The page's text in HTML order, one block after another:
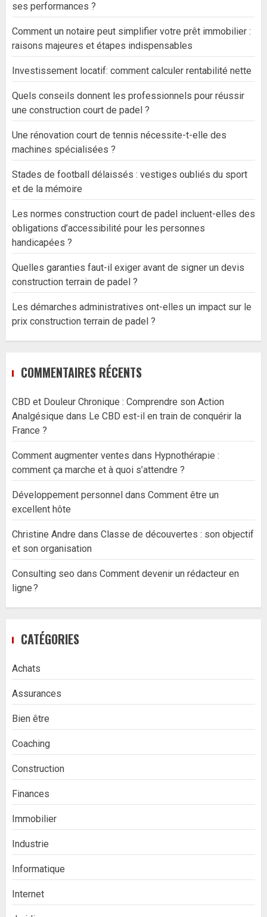
ses performances ?
Comment un notaire peut simplifier votre prêt immobilier :
raisons majeures et étapes indispensables
Investissement locatif: comment calculer rentabilité nette
Quels conseils donnent les professionnels pour réussir
une construction court de padel ?
Une rénovation court de tennis nécessite-t-elle des
machines spécialisées ?
Stades de football délaissés : vestiges oubliés du sport
et de la mémoire
Les normes construction court de padel incluent-elles des
obligations d’accessibilité pour les personnes
handicapées ?
Quelles garanties faut-il exiger avant de signer un devis
construction terrain de padel ?
Les démarches administratives ont-elles un impact sur le
prix construction terrain de padel ?
COMMENTAIRES RÉCENTS
CBD et Douleur Chronique : Comprendre son Action
Analgésique dans Le CBD est-il en train de conquérir la
France ?
Comment augmenter ventes dans Hypnothérapie :
comment ça marche et à quoi s’attendre ?
Développement personnel dans Comment être un
excellent hôte
Christine Andre dans Classe de découvertes : son objectif
et son organisation
Consulting seo dans Comment devenir un rédacteur en
ligne ?
CATÉGORIES
Achats
Assurances
Bien être
Coaching
Construction
Finances
Immobilier
Industrie
Informatique
Internet